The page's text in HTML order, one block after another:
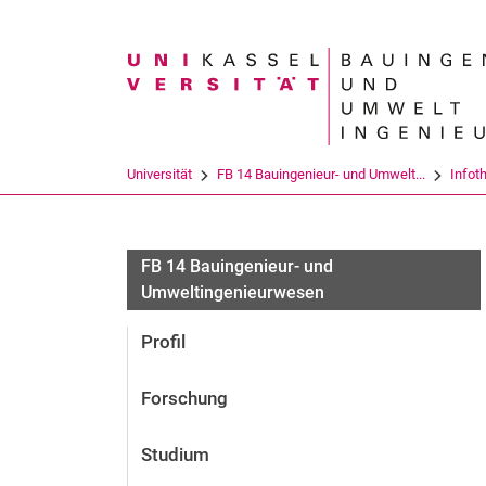
Suchbegriff
Universität FB 14 Bauingenieur- und Umwelt...
FB 14 Bauingenieur- und
Umweltingenieurwesen
Profil
Forschung
Studium